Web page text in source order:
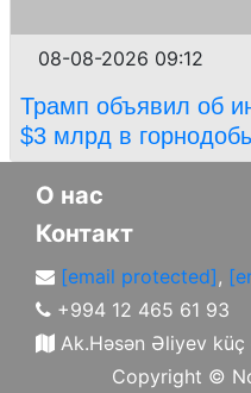
08-08-2026 09:12
Трамп объявил об
$3 млрд в
О нас
Контакт
[email protected],
+994 12 465 61 93
Ak.Həsən Əliyev
Copyright ©